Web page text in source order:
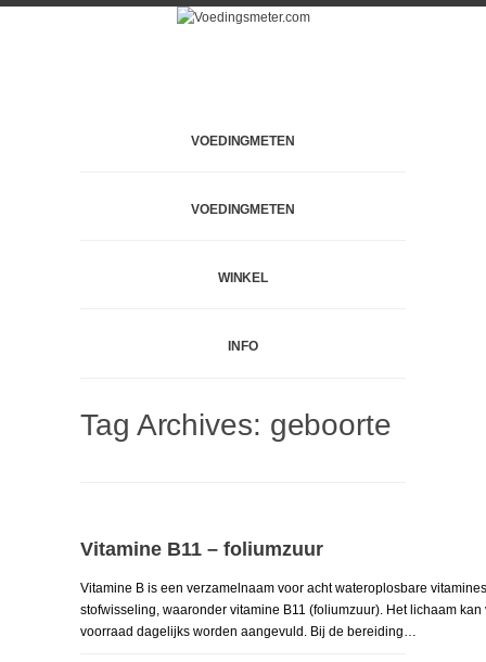
VOEDINGMETEN
VOEDINGMETEN
WINKEL
INFO
Tag Archives: geboorte
Vitamine B11 – foliumzuur
Vitamine B is een verzamelnaam voor acht wateroplosbare
stofwisseling, waaronder vitamine B11 (foliumzuur). Het lichaam
voorraad dagelijks worden aangevuld. Bij de bereiding…